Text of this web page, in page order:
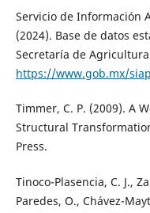
Servicio de Información
(2024). Base de datos
Secretaría de
https://www.gob.mx/siap
Timmer, C. P. (2009). A
Structural
Press.
Tinoco-Plasencia, C. J.,
Paredes, O., Chávez-